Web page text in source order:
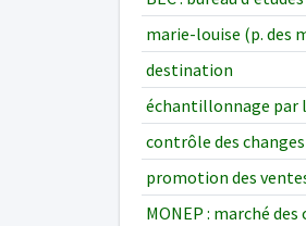
marie-louise (p. des
destination
échantillonnage par
contrôle des changes
promotion des
MONEP : marché